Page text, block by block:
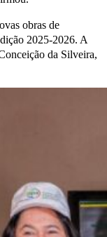
obras de
2025-2026. A
da Silveira,